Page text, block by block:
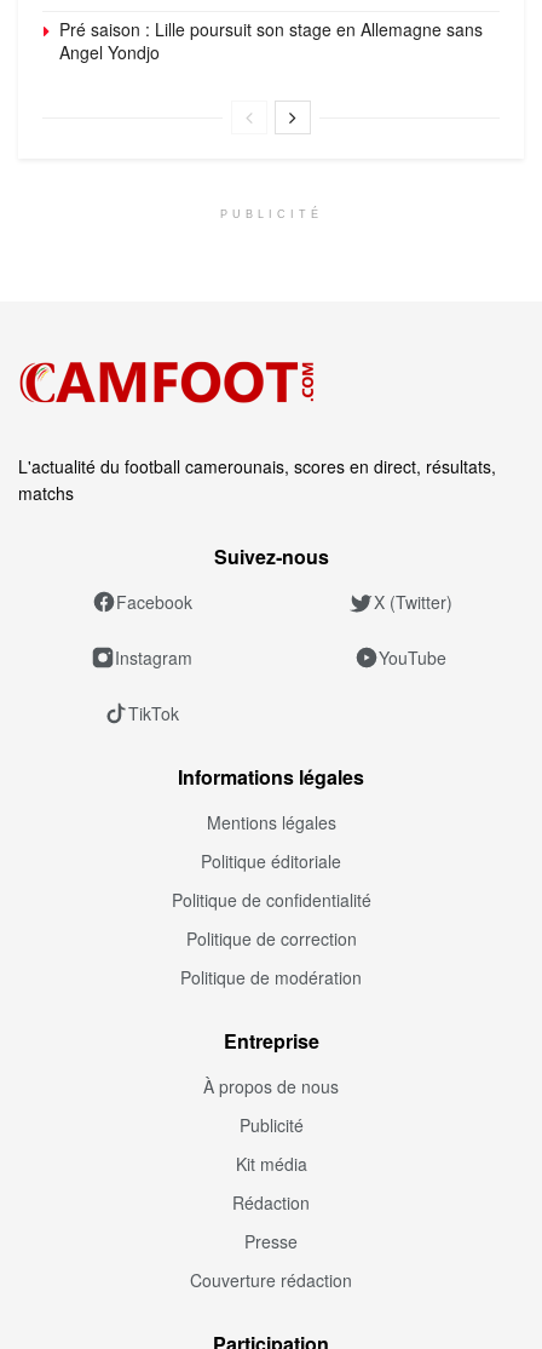
Pré saison : Lille poursuit son stage en Allemagne sans
Angel Yondjo
PUBLICITÉ
L'actualité du football camerounais, scores en direct, résultats,
matchs
Suivez‑nous
Facebook X (Twitter)
Instagram YouTube
TikTok
Informations légales
Mentions légales
Politique éditoriale
Politique de confidentialité
Politique de correction
Politique de modération
Entreprise
À propos de nous
Publicité
Kit média
Rédaction
Presse
Couverture rédaction